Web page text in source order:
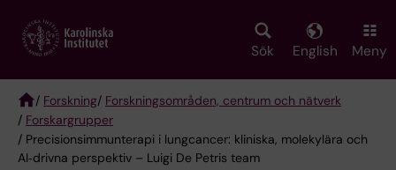
main
Sök English Meny
Breadcrumb
/ Forskning/ Forskningsområden, centrum och nätverk
/ Forskargrupper
/ Precisionsimmunterapi i lungcancer: kliniska, molekylära och
AI‑drivna perspektiv – Luigi De Petris team